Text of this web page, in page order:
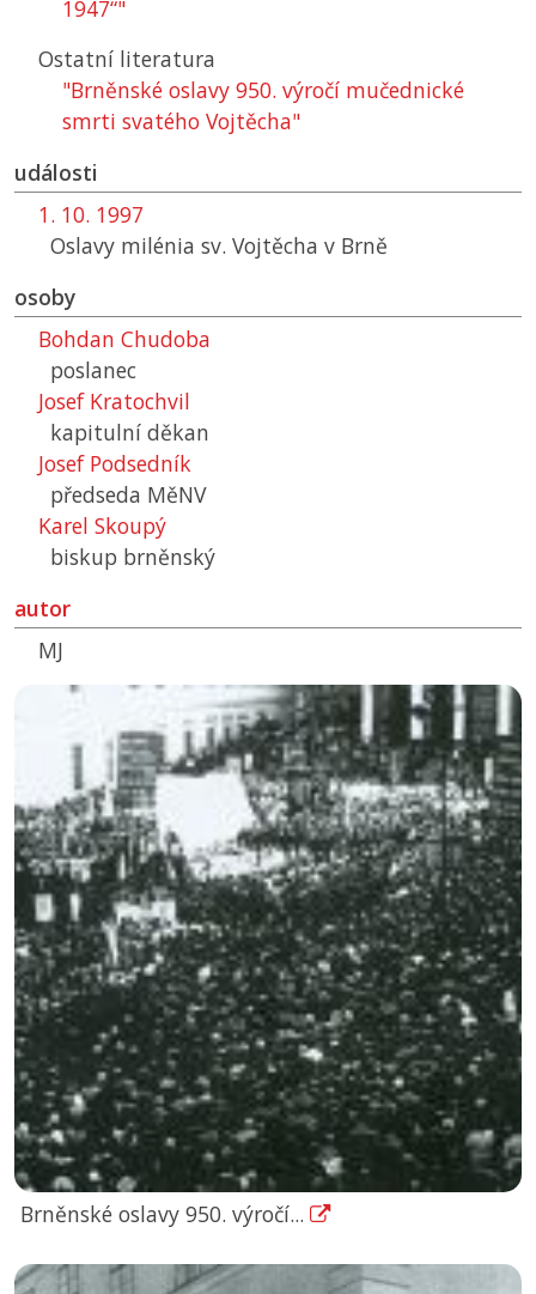
1947“"
Ostatní literatura
"Brněnské oslavy 950. výročí mučednické
smrti svatého Vojtěcha"
události
1. 10. 1997
Oslavy milénia sv. Vojtěcha v Brně
osoby
Bohdan Chudoba
poslanec
Josef Kratochvil
kapitulní děkan
Josef Podsedník
předseda MěNV
Karel Skoupý
biskup brněnský
autor
MJ
Brněnské oslavy 950. výročí...